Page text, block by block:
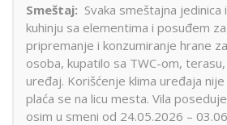
Smeštaj: Svaka smeštajna
kuhinju sa elementima i posuđem
pripremanje i konzumiranje hrane
osoba, kupatilo sa TWC-om, terasu,
uređaj. Korišćenje klima uređaja
plaća se na licu mesta. Vila
osim u smeni od 24.05.2026 –